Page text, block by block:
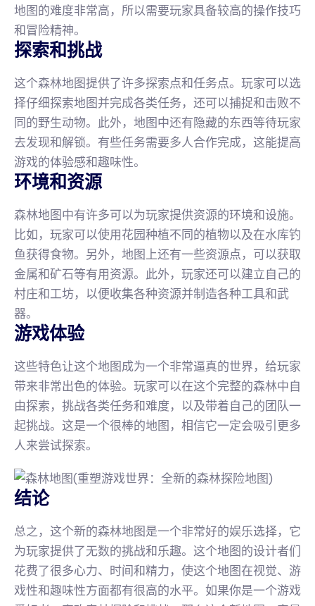
地图的难度非常高，所以需要玩家具备较高的操作技巧
和冒险精神。
探索和挑战
这个森林地图提供了许多探索点和任务点。玩家可以选
择仔细探索地图并完成各类任务，还可以捕捉和击败不
同的野生动物。此外，地图中还有隐藏的东西等待玩家
去发现和解锁。有些任务需要多人合作完成，这能提高
游戏的体验感和趣味性。
环境和资源
森林地图中有许多可以为玩家提供资源的环境和设施。
比如，玩家可以使用花园种植不同的植物以及在水库钓
鱼获得食物。另外，地图上还有一些资源点，可以获取
金属和矿石等有用资源。此外，玩家还可以建立自己的
村庄和工坊，以便收集各种资源并制造各种工具和武
器。
游戏体验
这些特色让这个地图成为一个非常逼真的世界，给玩家
带来非常出色的体验。玩家可以在这个完整的森林中自
由探索，挑战各类任务和难度，以及带着自己的团队一
起挑战。这是一个很棒的地图，相信它一定会吸引更多
人来尝试探索。
结论
总之，这个新的森林地图是一个非常好的娱乐选择，它
为玩家提供了无数的挑战和乐趣。这个地图的设计者们
花费了很多心力、时间和精力，使这个地图在视觉、游
戏性和趣味性方面都有很高的水平。如果你是一个游戏